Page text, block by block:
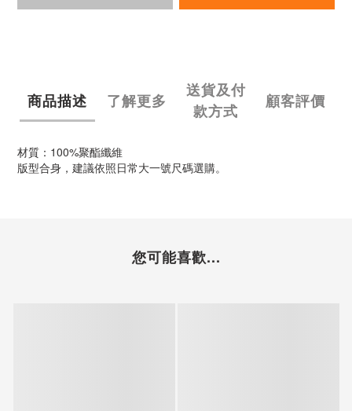
商品描述 了解更多
送貨及付
款方式
顧客評價
材質：100%聚酯纖維
版型合身，建議依照日常大一號尺碼選購。
您可能喜歡...